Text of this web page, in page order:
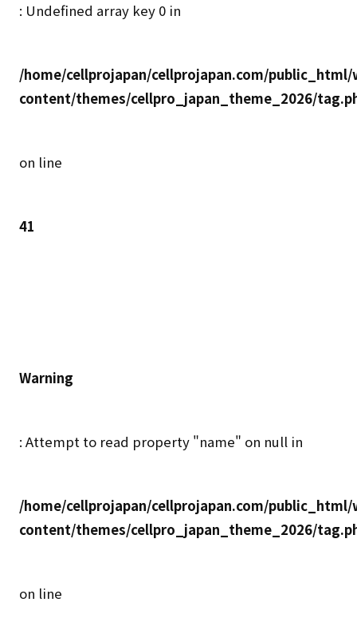
: Undefined array key 0 in
/home/cellprojapan/cellprojapan.com/public_html/
content/themes/cellpro_japan_theme_2026/
on line
41
Warning
: Attempt to read property "name" on null in
/home/cellprojapan/cellprojapan.com/public_html/
content/themes/cellpro_japan_theme_2026/
on line